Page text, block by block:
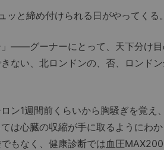
と締め付けられる日がやってくる。
――グーナーにとって、天下分け目
ない、北ロンドンの、否、ロンド
ン1週間前くらいから胸騒ぎを覚え
は心臓の収縮が手に取るようにわ
もなく、健康診断では血圧